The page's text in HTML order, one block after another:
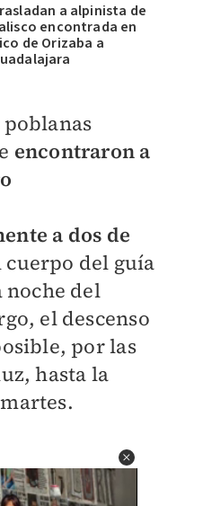
a alpinista de
encontrada en
de Orizaba a
encontraron a
a dos de
cuerpo del guía
noche del
el descenso
por las
hasta la